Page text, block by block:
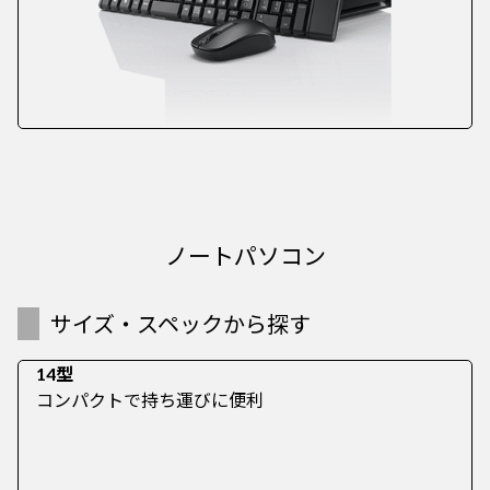
ノートパソコン
サイズ・スペックから探す
14型
コンパクトで持ち運びに便利